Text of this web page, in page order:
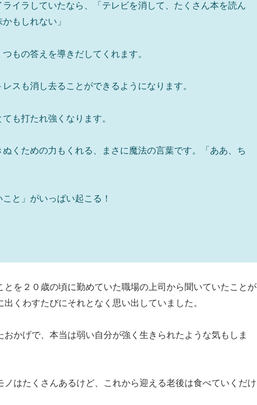
イラしていたなら、「テレビを消して、たくさん本を読ん
もしれない」
もの答えを導きだしてくれます。
スも消し去ることができるようになります。
も打たれ強くなります。
くための力もくれる、まさに魔法の言葉です。「ああ、ち
と」がいっぱい起こる！
とを２０歳の頃に勤めていた職場の上司から聞いていたことが
くわすたびにそれとなく思い出していました。
かげで、本当は弱い自分が強く生きられたような気もしま
ノはたくさんあるけど、これから迎える老後は食べていくだけ